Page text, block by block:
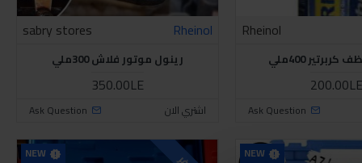
Rheinol
400ملي
200.00LE
Ask Question
Rheinol
sabry stores
رينول موتور فلاش 300ملي
350.00LE
اشتري الان Ask Question
NEW
NEW